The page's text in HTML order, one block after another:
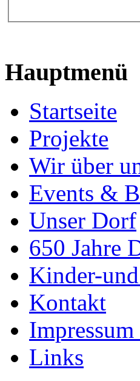
Hauptmenü
Startseite
Projekte
Wir über
Events &
Unser Dorf
650 Jahre
Kinder-
Kontakt
Links